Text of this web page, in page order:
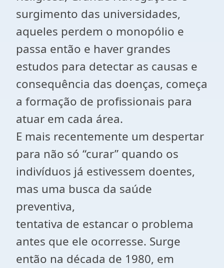
surgimento das universidades,
aqueles perdem o monopólio e
passa então e haver grandes
estudos para detectar as causas e
consequência das doenças, começa
a formação de profissionais para
atuar em cada área.
E mais recentemente um despertar
para não só “curar” quando os
indivíduos já estivessem doentes,
mas uma busca da saúde
preventiva,
tentativa de estancar o problema
antes que ele ocorresse. Surge
então na década de 1980, em